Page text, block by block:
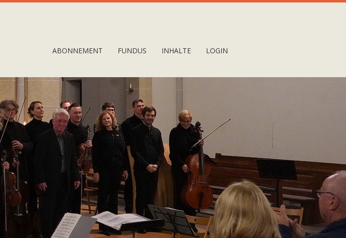
ABONNEMENT FUNDUS INHALTE LOGIN